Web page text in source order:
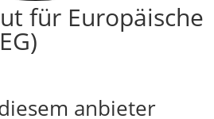
für Europäische
anbieter